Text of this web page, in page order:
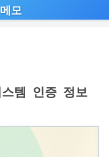
모
스템 인증 정보